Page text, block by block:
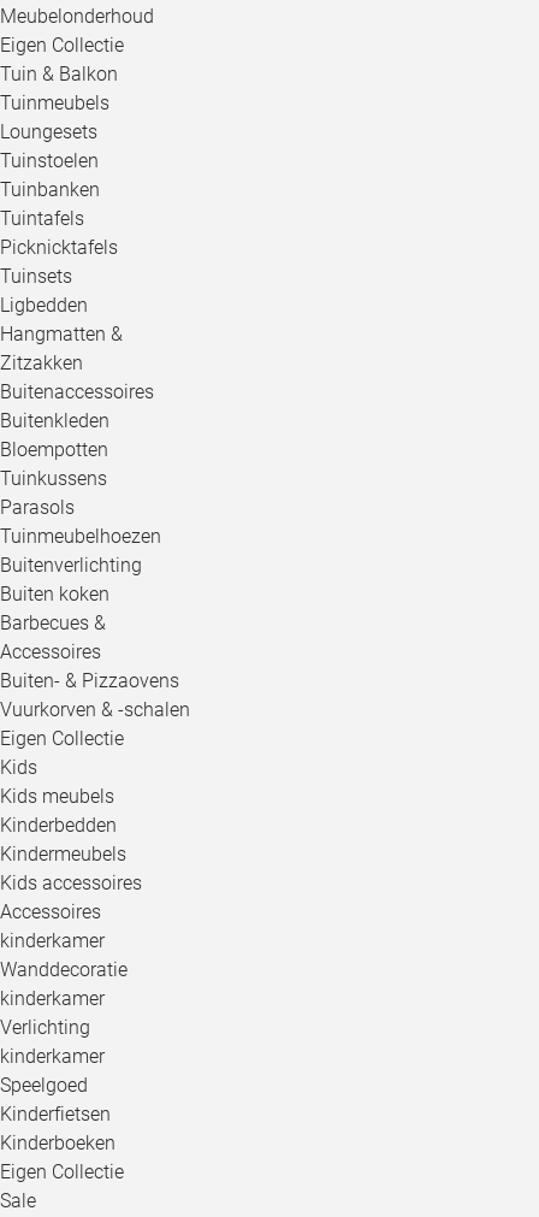
Meubelonderhoud
Eigen Collectie
Tuin & Balkon
Tuinmeubels
Loungesets
Tuinstoelen
Tuinbanken
Tuintafels
Picknicktafels
Tuinsets
Ligbedden
Hangmatten &
Zitzakken
Buitenaccessoires
Buitenkleden
Bloempotten
Tuinkussens
Parasols
Tuinmeubelhoezen
Buitenverlichting
Buiten koken
Barbecues &
Accessoires
Buiten- & Pizzaovens
Vuurkorven & -schalen
Eigen Collectie
Kids
Kids meubels
Kinderbedden
Kindermeubels
Kids accessoires
Accessoires
kinderkamer
Wanddecoratie
kinderkamer
Verlichting
kinderkamer
Speelgoed
Kinderfietsen
Kinderboeken
Eigen Collectie
Sale